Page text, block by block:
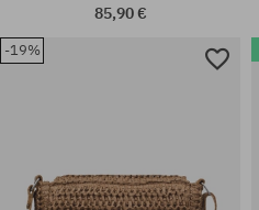
85,90 €
-19%